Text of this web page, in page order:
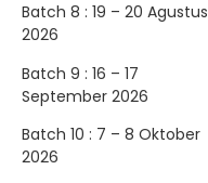
Batch 8 : 19 – 20 Agustus
2026
Batch 9 : 16 – 17
September 2026
Batch 10 : 7 – 8 Oktober
2026